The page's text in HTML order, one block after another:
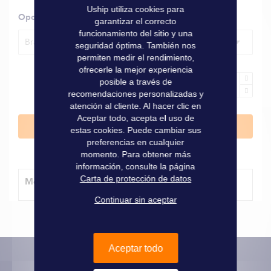
Opciones
Brazo L. 200 mm
Añadir al carrito
Método de entrega
Uship utiliza cookies para
garantizar el correcto
funcionamiento del sitio y una
seguridad óptima. También nos
permiten medir el rendimiento,
ofrecerle la mejor experiencia
posible a través de
recomendaciones personalizadas y
atención al cliente. Al hacer clic en
Aceptar todo, acepta el uso de
estas cookies. Puede cambiar sus
preferencias en cualquier
momento. Para obtener más
información, consulte la página
Carta de protección de datos
Continuar sin aceptar
Aceptar todo